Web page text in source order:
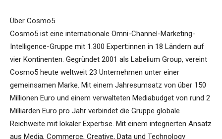
Über Cosmo5
Cosmo5 ist eine internationale Omni-Channel-Marketing-
Intelligence-Gruppe mit 1.300 Expert:innen in 18 Ländern auf
vier Kontinenten. Gegründet 2001 als Labelium Group, vereint
Cosmo5 heute weltweit 23 Unternehmen unter einer
gemeinsamen Marke. Mit einem Jahresumsatz von über 150
Millionen Euro und einem verwalteten Mediabudget von rund 2
Milliarden Euro pro Jahr verbindet die Gruppe globale
Reichweite mit lokaler Expertise. Mit einem integrierten Ansatz
aus Media, Commerce, Creative, Data und Technology